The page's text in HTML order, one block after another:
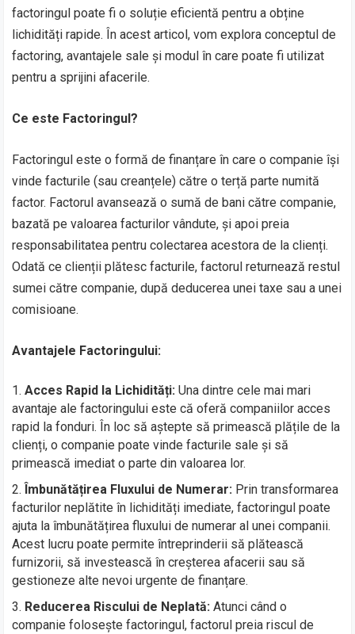
factoringul poate fi o soluție eficientă pentru a obține
lichidități rapide. În acest articol, vom explora conceptul de
factoring, avantajele sale și modul în care poate fi utilizat
pentru a sprijini afacerile.
Ce este Factoringul?
Factoringul este o formă de finanțare în care o companie își
vinde facturile (sau creanțele) către o terță parte numită
factor. Factorul avansează o sumă de bani către companie,
bazată pe valoarea facturilor vândute, și apoi preia
responsabilitatea pentru colectarea acestora de la clienți.
Odată ce clienții plătesc facturile, factorul returnează restul
sumei către companie, după deducerea unei taxe sau a unei
comisioane.
Avantajele Factoringului:
Acces Rapid la Lichidități: Una dintre cele mai mari
avantaje ale factoringului este că oferă companiilor acces
rapid la fonduri. În loc să aștepte să primească plățile de la
clienți, o companie poate vinde facturile sale și să
primească imediat o parte din valoarea lor.
Îmbunătățirea Fluxului de Numerar: Prin transformarea
facturilor neplătite în lichidități imediate, factoringul poate
ajuta la îmbunătățirea fluxului de numerar al unei companii.
Acest lucru poate permite întreprinderii să plătească
furnizorii, să investească în creșterea afacerii sau să
gestioneze alte nevoi urgente de finanțare.
Reducerea Riscului de Neplată: Atunci când o
companie folosește factoringul, factorul preia riscul de